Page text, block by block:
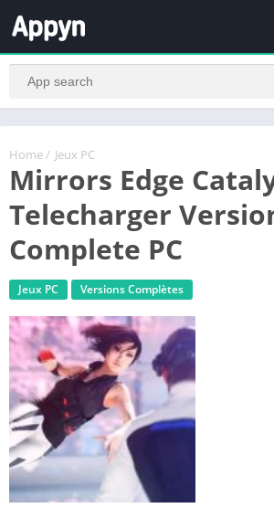
Home / Jeux PC
Mirrors Edge
Telecharger
Complete PC
Jeux PC Versions Complètes